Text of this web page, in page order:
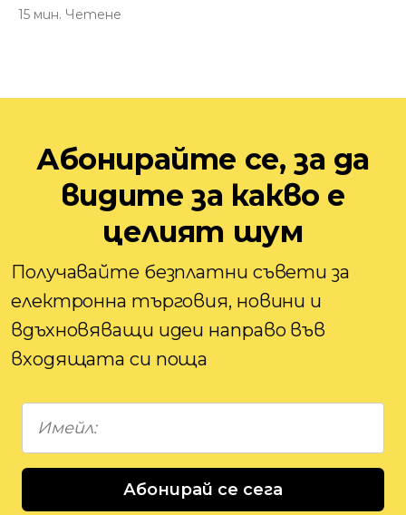
15 мин. Четене
Абонирайте се, за да
видите за какво е
целият шум
Получавайте безплатни съвети за
електронна търговия, новини и
вдъхновяващи идеи направо във
входящата си поща
Абонирай се сега